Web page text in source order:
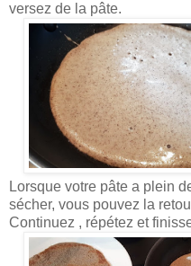
versez de la pâte.
Lorsque votre pâte a plein
sécher, vous pouvez la
Continuez , répétez et